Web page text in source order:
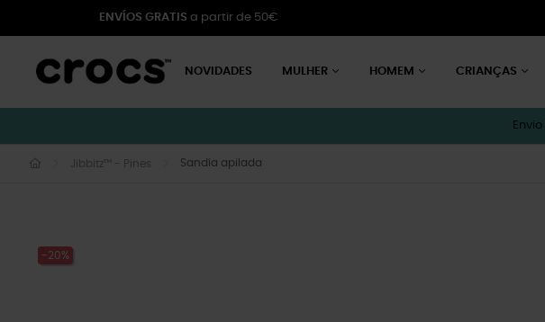
ENVÍOS GRATIS a partir de 50€
NOVIDADES MULHER HOMEM CRIANÇAS
Envio
Jibbitz™ - Pines Sandía apilada
-20%